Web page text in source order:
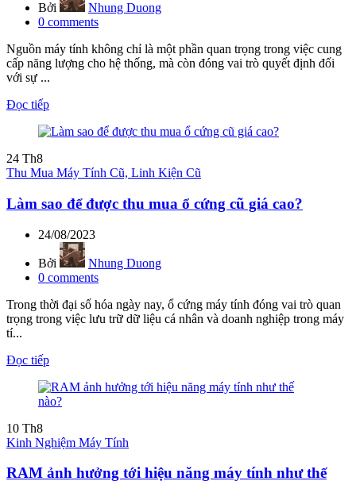
Bởi
Nhung Duong
0 comments
Nguồn máy tính không chỉ là một phần quan trọng trong việc cung
cấp năng lượng cho hệ thống, mà còn đóng vai trò quyết định đối
với sự ...
Đọc tiếp
24 Th8
Thu Mua Máy Tính Cũ, Linh Kiện Cũ
Làm sao để được thu mua ổ cứng cũ giá cao?
24/08/2023
Bởi
Nhung Duong
0 comments
Trong thời đại số hóa ngày nay, ổ cứng máy tính đóng vai trò quan
trọng trong việc lưu trữ dữ liệu cá nhân và doanh nghiệp trong máy
tí...
Đọc tiếp
10 Th8
Kinh Nghiệm Máy Tính
RAM ảnh hưởng tới hiệu năng máy tính như thế